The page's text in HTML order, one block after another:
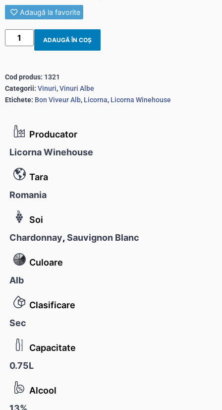
Producator
Licorna Winehouse
Tara
Romania
Soi
Chardonnay,Sauvignon Blanc
Culoare
Alb
Clasificare
Sec
Capacitate
0.75L
Alcool
Adaugă la favorite
ADAUGĂ ÎN COȘ
Cod produs: 1321
Categorii: Vinuri,Vinuri Albe
Etichete: Bon Viveur Alb, Licorna, Licorna Winehouse